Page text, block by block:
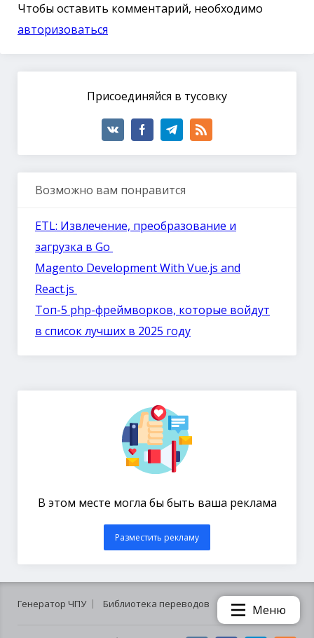
Чтобы оставить комментарий, необходимо
авторизоваться
Присоединяйся в тусовку
Возможно вам понравится
ETL: Извлечение, преобразование и
загрузка в Go
Magento Development With Vue.js and
React.js
Топ-5 php-фреймворков, которые войдут
в список лучших в 2025 году
В этом месте могла бы быть ваша реклама
Разместить рекламу
Генератор ЧПУ Библиотека переводов Меню